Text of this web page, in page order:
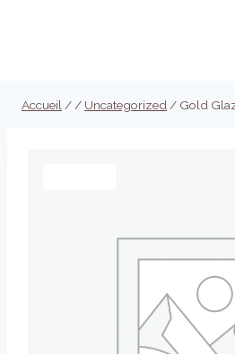
Accueil / / Uncategorized / Gold